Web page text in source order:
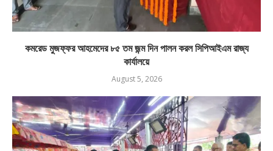
কমরেড মুজফ্ফর আহমেদের ৮৫ তম জন্ম দিন পালন করল সিপিআইএম রাজ্য
কার্যালয়ে
August 5, 2026